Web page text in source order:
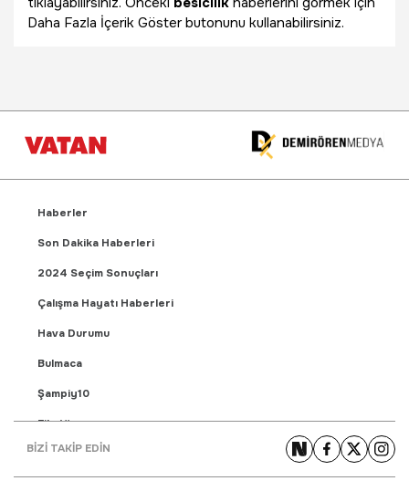
Daha Fazla İçerik Göster butonunu kullanabilirsiniz.
Haberler
Son Dakika Haberleri
2024 Seçim Sonuçları
Çalışma Hayatı Haberleri
Hava Durumu
Bulmaca
Şampiy10
Fikstür
Puan Durumu
BİZİ TAKİP EDİN